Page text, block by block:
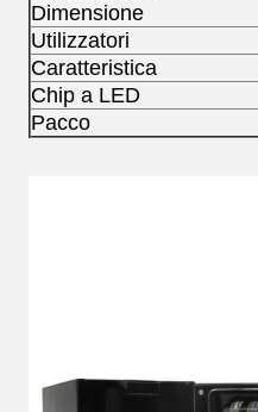
Dimensione
Utilizzatori
Caratteristica
Chip a LED
Pacco